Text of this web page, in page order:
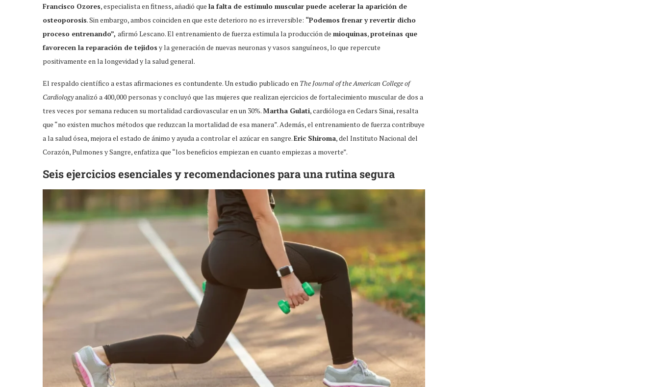
Francisco Ozores, especialista en fitness, añadió que la falta de estímulo muscular puede acelerar la aparición de
osteoporosis. Sin embargo, ambos coinciden en que este deterioro no es irreversible: “Podemos frenar y revertir dicho
proceso entrenando”, afirmó Lescano. El entrenamiento de fuerza estimula la producción de mioquinas,proteínas que
favorecen la reparación de tejidos y la generación de nuevas neuronas y vasos sanguíneos, lo que repercute
positivamente en la longevidad y la salud general.
El respaldo científico a estas afirmaciones es contundente. Un estudio publicado en The Journal of the American College of
Cardiologyanalizó a 400,000 personas y concluyó que las mujeres que realizan ejercicios de fortalecimiento muscular de dos a
tres veces por semana reducen su mortalidad cardiovascular en un 30%. Martha Gulati, cardióloga en Cedars Sinai, resalta
que “no existen muchos métodos que reduzcan la mortalidad de esa manera”. Además, el entrenamiento de fuerza contribuye
a la salud ósea, mejora el estado de ánimo y ayuda a controlar el azúcar en sangre.Eric Shiroma, del Instituto Nacional del
Corazón, Pulmones y Sangre, enfatiza que “los beneficios empiezan en cuanto empiezas a moverte”.
Seis ejercicios esenciales y recomendaciones para una rutina segura